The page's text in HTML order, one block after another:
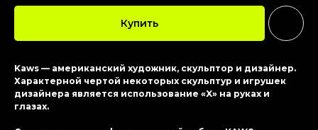
Купить
Kaws — американский художник, скульптор и дизайнер.
Характерной чертой некоторых скульптур и игрушек
дизайнера является использование «X» на руках и
глазах.